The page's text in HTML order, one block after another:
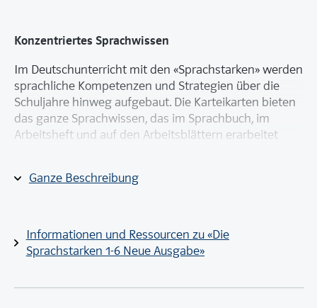
Ganze Beschreibung
Konzentriertes Sprachwissen
Im Deutschunterricht mit den «Sprachstarken» werden
sprachliche Kompetenzen und Strategien über die
Schuljahre hinweg aufgebaut. Die Karteikarten bieten
das ganze Sprachwissen, das im Sprachbuch, im
Arbeitsheft und auf den Arbeitsblättern erarbeitet
Sie enthalten Schritt-für-Schritt-Anleitungen mit
im Deutschunterricht,
in anderen Fächern,
Informationen und Ressourcen zu «Die
Sprachstarken 1-6 Neue Ausgabe»